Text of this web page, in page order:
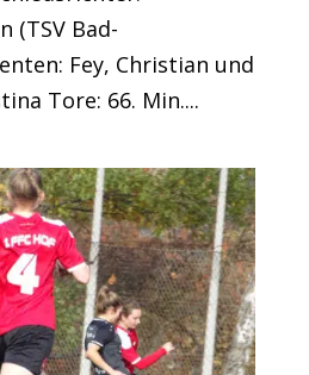
(TSV Bad-
Fey, Christian und
Tore: 66. Min....